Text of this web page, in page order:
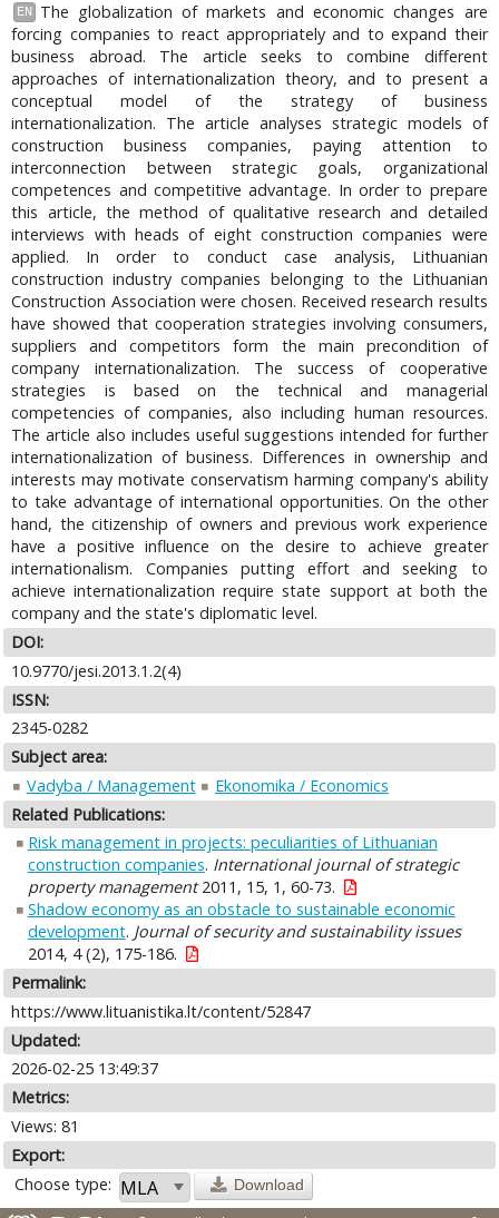
EN
The globalization of markets and economic changes are
forcing companies to react appropriately and to expand their
business abroad. The article seeks to combine different
approaches of internationalization theory, and to present a
conceptual model of the strategy of business
internationalization. The article analyses strategic models of
construction business companies, paying attention to
interconnection between strategic goals, organizational
competences and competitive advantage. In order to prepare
this article, the method of qualitative research and detailed
interviews with heads of eight construction companies were
applied. In order to conduct case analysis, Lithuanian
construction industry companies belonging to the Lithuanian
Construction Association were chosen. Received research results
have showed that cooperation strategies involving consumers,
suppliers and competitors form the main precondition of
company internationalization. The success of cooperative
strategies is based on the technical and managerial
competencies of companies, also including human resources.
The article also includes useful suggestions intended for further
internationalization of business. Differences in ownership and
interests may motivate conservatism harming company's ability
to take advantage of international opportunities. On the other
hand, the citizenship of owners and previous work experience
have a positive influence on the desire to achieve greater
internationalism. Companies putting effort and seeking to
achieve internationalization require state support at both the
company and the state's diplomatic level.
DOI:
10.9770/jesi.2013.1.2(4)
ISSN:
2345-0282
Subject area:
Vadyba / Management
Ekonomika / Economics
Related Publications:
Risk management in projects: peculiarities of Lithuanian
construction companies. International journal of strategic
property management2011, 15, 1, 60-73.
Shadow economy as an obstacle to sustainable economic
development. Journal of security and sustainability issues
2014, 4 (2), 175-186.
Permalink:
https://www.lituanistika.lt/content/52847
Updated:
2026-02-25 13:49:37
Metrics:
Views: 81
Export:
Choose type:
Download